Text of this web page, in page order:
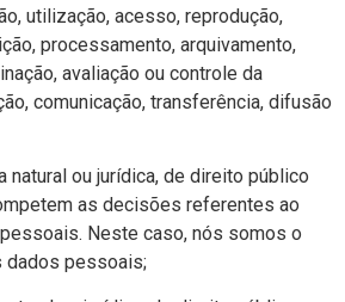
utilização, acesso, reprodução,
processamento, arquivamento,
avaliação ou controle da
comunicação, transferência, difusão
natural ou jurídica, de direito público
as decisões referentes ao
Neste caso, nós somos o
dados pessoais;